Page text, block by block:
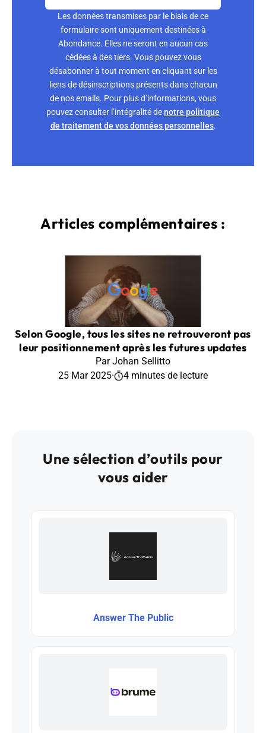
Les données transmises par le biais de ce
formulaire sont uniquement destinées à
Abondance. Elles ne seront en aucun cas
cédées à des tiers. Vous pouvez vous
désabonner à tout moment en cliquant sur les
liens de désinscriptions présents dans chacun
de nos emails. Pour plus d’informations, vous
pouvez consulter l’intégralité denotre politique
de traitement de vos données personnelles.
Articles complémentaires :
Selon Google, tous les sites ne retrouveront pas
leur positionnement après les futures updates
Par Johan Sellitto
25 Mar 2025· 4 minutes de lecture
Une sélection d’outils pour
vous aider
Answer The Public